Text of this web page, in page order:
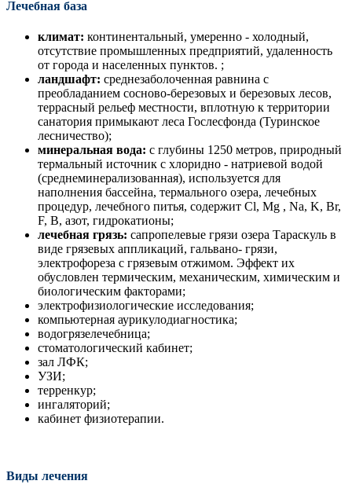
Лечебная база
климат: континентальный, умеренно - холодный,
отсутствие промышленных предприятий, удаленность
от города и населенных пунктов. ;
ландшафт: среднезаболоченная равнина с
преобладанием сосново-березовых и березовых лесов,
террасный рельеф местности, вплотную к территории
санатория примыкают леса Гослесфонда (Туринское
лесничество);
минеральная вода: с глубины 1250 метров, природный
термальный источник с хлоридно - натриевой водой
(среднеминерализованная), используется для
наполнения бассейна, термального озера, лечебных
процедур, лечебного питья, содержит Cl, Mg , Na, K, Br,
F, B, азот, гидрокатионы;
лечебная грязь: сапропелевые грязи озера Тараскуль в
виде грязевых аппликаций, гальвано- грязи,
электрофореза с грязевым отжимом. Эффект их
обусловлен термическим, механическим, химическим и
биологическим факторами;
электрофизиологические исследования;
компьютерная аурикулодиагностика;
водогрязелечебница;
стоматологический кабинет;
зал ЛФК;
УЗИ;
терренкур;
ингаляторий;
кабинет физиотерапии.
Виды лечения